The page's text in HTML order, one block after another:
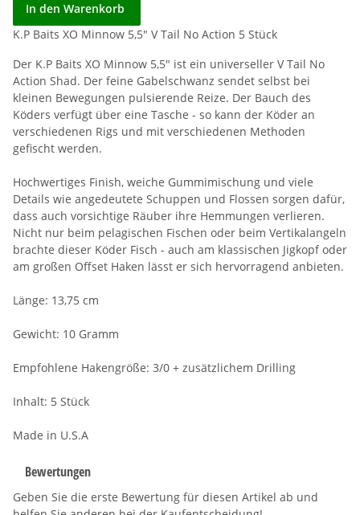
In den Warenkorb
K.P Baits XO Minnow 5,5" V Tail No Action 5 Stück
Der K.P Baits XO Minnow 5,5" ist ein universeller V Tail No
Action Shad. Der feine Gabelschwanz sendet selbst bei
kleinen Bewegungen pulsierende Reize. Der Bauch des
Köders verfügt über eine Tasche - so kann der Köder an
verschiedenen Rigs und mit verschiedenen Methoden
gefischt werden.
Hochwertiges Finish, weiche Gummimischung und viele
Details wie angedeutete Schuppen und Flossen sorgen dafür,
dass auch vorsichtige Räuber ihre Hemmungen verlieren.
Nicht nur beim pelagischen Fischen oder beim Vertikalangeln
brachte dieser Köder Fisch - auch am klassischen Jigkopf oder
am großen Offset Haken lässt er sich hervorragend anbieten.
Länge: 13,75 cm
Gewicht: 10 Gramm
Empfohlene Hakengröße: 3/0 + zusätzlichem Drilling
Inhalt: 5 Stück
Made in U.S.A
Bewertungen
Geben Sie die erste Bewertung für diesen Artikel ab und